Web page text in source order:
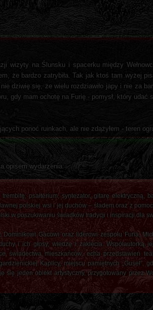
wizyty na Ślunsku i spacerku między
że bardzo zatrybiła. Tak jak ktoś tam wyżej
dziwię się, że wielu rozdziawiło japy i nie za
gdy mam ochotę na Furię - pomysł, który udać
ponoć ruinkach, ale nie zdążyłem - teren
opisem wydarzenia:
psałterium, syntezator, gitarę elektryczną,
polskiej wsi i jej duchów – śladem oraz z
w poszukiwaniu świadków tradycji i inspiracji dla
Gacowi oraz liderowi zespołu Furia,
i ich głosy, wiedzę i zaklęcia. Współautorką
świadectwa mieszkańców, echa przedstawień
Kaplicy, miejscu pamiętnych „Guseł”,
jeden obiekt artystyczny, przygotowany przez